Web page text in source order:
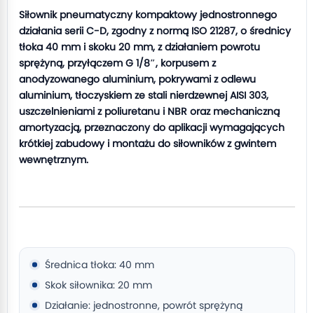
Siłownik pneumatyczny kompaktowy jednostronnego
działania serii C-D, zgodny z normą ISO 21287, o średnicy
tłoka 40 mm i skoku 20 mm, z działaniem powrotu
sprężyną, przyłączem G 1/8″, korpusem z
anodyzowanego aluminium, pokrywami z odlewu
aluminium, tłoczyskiem ze stali nierdzewnej AISI 303,
uszczelnieniami z poliuretanu i NBR oraz mechaniczną
amortyzacją, przeznaczony do aplikacji wymagających
krótkiej zabudowy i montażu do siłowników z gwintem
wewnętrznym.
Średnica tłoka: 40 mm
Skok siłownika: 20 mm
Działanie: jednostronne, powrót sprężyną